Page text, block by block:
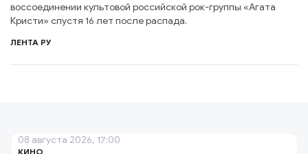
воссоединении культовой российской рок-группы «Агата
Кристи» спустя 16 лет после распада.
ЛЕНТА РУ
КИНО
08 августа 2026, 17:00